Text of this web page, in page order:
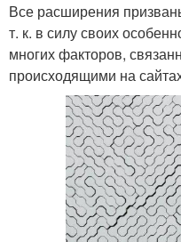
Все расширения
т. к. в силу своих
многих факторов,
происходящими на